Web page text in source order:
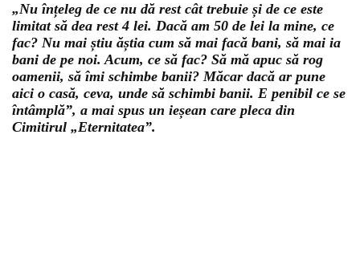
„Nu înțeleg de ce nu dă rest cât trebuie și de ce este
limitat să dea rest 4 lei. Dacă am 50 de lei la mine, ce
fac? Nu mai știu ăștia cum să mai facă bani, să mai ia
bani de pe noi. Acum, ce să fac? Să mă apuc să rog
oamenii, să îmi schimbe banii? Măcar dacă ar pune
aici o casă, ceva, unde să schimbi banii. E penibil ce se
întâmplă”, a mai spus un ieșean care pleca din
Cimitirul „Eternitatea”.